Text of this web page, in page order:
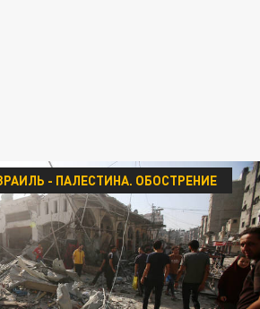
- ПАЛЕСТИНА. ОБОСТРЕНИЕ